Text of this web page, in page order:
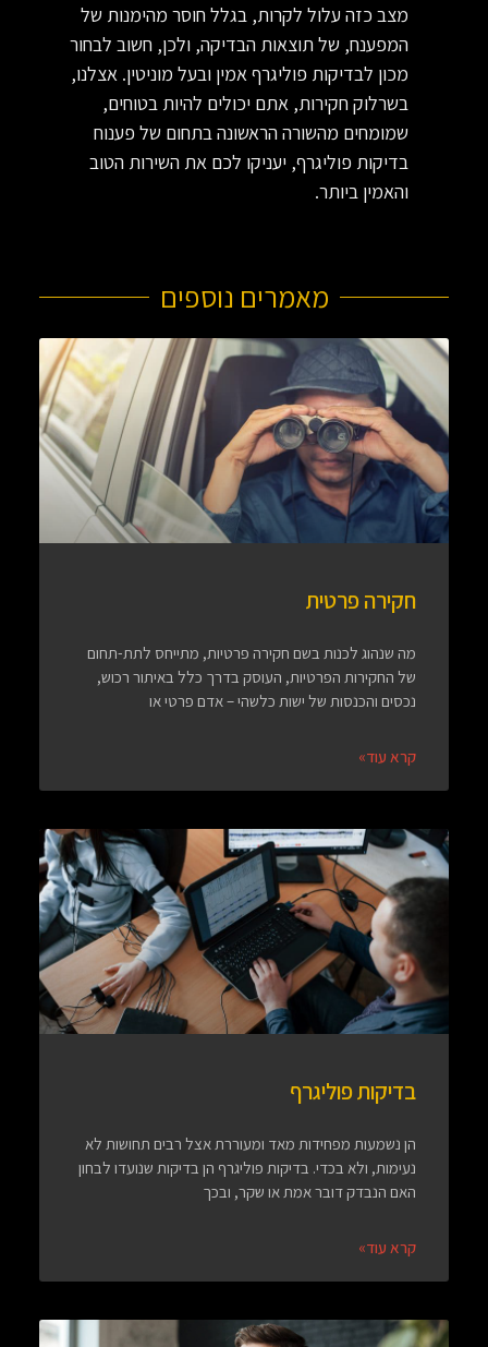
מצב כזה עלול לקרות, בגלל חוסר מהימנות של
המפענח, של תוצאות הבדיקה, ולכן, חשוב לבחור
מכון לבדיקות פוליגרף אמין ובעל מוניטין. אצלנו,
בשרלוק חקירות, אתם יכולים להיות בטוחים,
שמומחים מהשורה הראשונה בתחום של פענוח
בדיקות פוליגרף, יעניקו לכם את השירות הטוב
והאמין ביותר.
מאמרים נוספים​
חקירה פרטית
מה שנהוג לכנות בשם חקירה פרטיות, מתייחס לתת-תחום
של החקירות הפרטיות, העוסק בדרך כלל באיתור רכוש,
נכסים והכנסות של ישות כלשהי – אדם פרטי או
קרא עוד»
בדיקות פוליגרף
הן נשמעות מפחידות מאד ומעוררת אצל רבים תחושות לא
נעימות, ולא בכדי. בדיקות פוליגרף הן בדיקות שנועדו לבחון
האם הנבדק דובר אמת או שקר, ובכך
קרא עוד»